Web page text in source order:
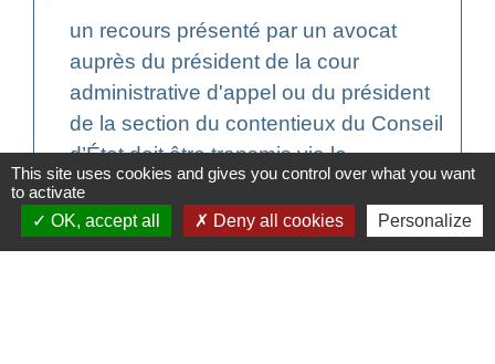
un recours présenté par un avocat
auprès du président de la cour
administrative d'appel ou du président
de la section du contentieux du Conseil
d’État doit être transmis via le
téléserviceTélérecours.
This site uses cookies and gives you control over what you want
to activate
OK, accept all
Deny all cookies Personalize